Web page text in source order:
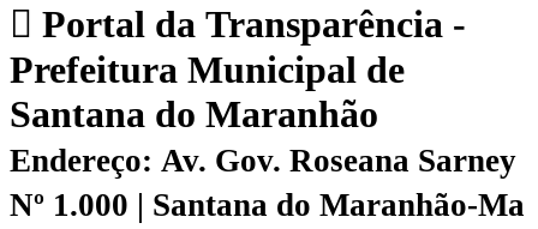
Portal da Transparência -
Prefeitura Municipal de
Santana do Maranhão
Endereço: Av. Gov. Roseana Sarney
Nº 1.000 | Santana do Maranhão-Ma